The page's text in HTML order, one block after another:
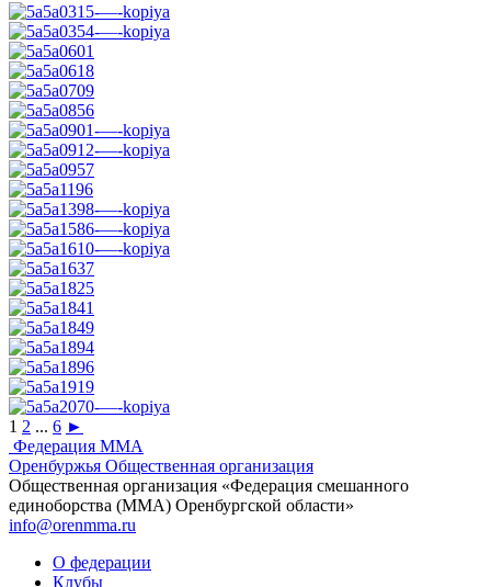
1 2 ... 6 ►
Федерация ММА
Оренбуржья Общественная организация
Общественная организация «Федерация смешанного
единоборства (ММА) Оренбургской области»
info@orenmma.ru
О федерации
Клубы